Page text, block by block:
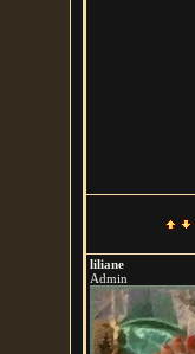
liliane
Admin